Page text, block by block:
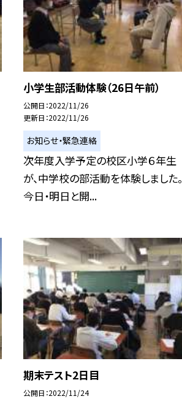
小学生部活動体験（26日午前）
公開日 2022/11/26
更新日 2022/11/26
お知らせ・緊急連絡
次年度入学予定の校区小学６年生
が、中学校の部活動を体験しました。
今日・明日と開...
期末テスト2日目
公開日 2022/11/24